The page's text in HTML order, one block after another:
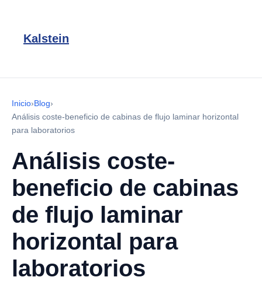
Kalstein
Inicio›Blog›
Análisis coste-beneficio de cabinas de flujo laminar horizontal
para laboratorios
Análisis coste-
beneficio de cabinas
de flujo laminar
horizontal para
laboratorios